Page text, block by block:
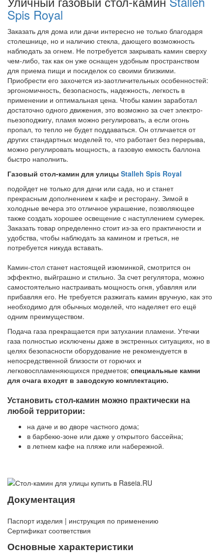
Spis Royal
Заказать для дома или дачи интересно не только благодаря
столешнице, но и наличию стекла, дающего возможность
наблюдать за огнем. Не потребуется закрывать камин сверху
чем-либо, так как он уже оснащен удобным пространством
для приема пищи и посиделок со своими близкими.
Приобрести его захочется из-заотличительных особенностей:
эргономичность, безопасность, надежность, легкость в
применении и оптимальная цена. Чтобы камин заработал
достаточно одного движения, это возможно за счет электро-
пьезоподжигу, пламя можно регулировать, а если огонь
пропал, то тепло не будет поддаваться. Он отличается от
других стандартных моделей то, что работает без перерыва,
можно регулировать мощность, а газовую емкость баллона
быстро наполнить.
Газовый стол-камин для улицы Stalleh Spis Royal
подойдет не только для дачи или сада, но и станет
прекрасным дополнением к кафе и ресторану. Зимой в
холодные вечера это отличное украшение, позволяющее
также создать хорошее освещение с наступлением сумерек.
Заказать товар определенно стоит из-за его практичности и
удобства, чтобы наблюдать за камином и греться, не
потребуется никуда вставать.
Камин-стол станет настоящей изюминкой, смотрится он
эффектно, выйграшно и стильно. За счет регулятора, можно
самостоятельно настраивать мощность огня, убавляя или
прибавляя его. Не требуется разжигать камин вручную, как это
необходимо для обычных моделей, что наделяет его ещё
одним преимуществом.
Подача газа прекращается при затухании пламени. Утечки
газа полностью исключены даже в экстренных ситуациях, но в
целях безопасности оборудование не рекомендуется в
непосредственной близости от горючих и
легковоспламеняющихся предметов; специальные камни
для очага входят в заводскую комплектацию.
Установить стол-камин можно практически на
любой территории:
на даче и во дворе частного дома;
в барбекю-зоне или даже у открытого бассейна;
в летнем кафе на пляже или набережной.
Документация
Паспорт изделия | инструкция по применению
Сертификат соответствия
Основные характеристики